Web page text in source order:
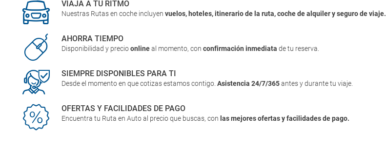
VIAJA A TU RITMO
Nuestras Rutas en coche incluyenvuelos, hoteles, itinerario de la ruta, coche de alquiler y seguro de viaje.
AHORRA TIEMPO
Disponibilidad y precioonlineal momento, conconfirmación inmediatade tu reserva.
SIEMPRE DISPONIBLES PARA TI
Desde el momento en que cotizas estamos contigo.Asistencia 24/7/365antes y durante tu viaje.
OFERTAS Y FACILIDADES DE PAGO
Encuentra tu Ruta en Auto al precio que buscas, con las mejores ofertas y facilidades de pago.